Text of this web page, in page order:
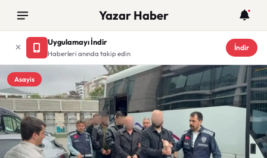
Yazar Haber
Uygulamayı İndir
Haberleri anında takip edin
İndir
Asayis